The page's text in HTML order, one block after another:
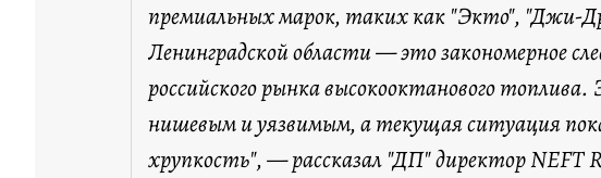
премиальных марок, таких как "Экто", "Джи-
Ленинградской области — это закономерное
российского рынка высокооктанового
нишевым и уязвимым, а текущая ситуация
хрупкость", — рассказал "ДП" директор NEFT